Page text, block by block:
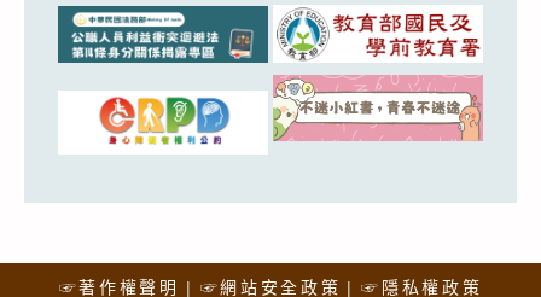
☞著作權聲明 ☞網站安全政策 ☞隱私權政策